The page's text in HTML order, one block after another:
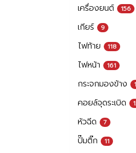
เครื่องยนต์ 156
เกียร์ 9
ไฟท้าย 118
ไฟหน้า 161
กระจกมองข้าง
คอยล์จุดระเบิด
หัวฉีด 7
ปั๊มติ๊ก 11